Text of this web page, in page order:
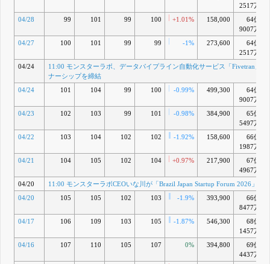
2517万
04/28
99 101 99 100 +1.01% 158,000
64億
9007万
04/27
100 101 99 99 -1% 273,600
64億
2517万
04/24
11:00 モンスターラボ、データパイプライン自動化サービス「Fivetran」と
ナーシップを締結
04/24
101 104 99 100 -0.99% 499,300
64億
9007万
04/23
102 103 99 101 -0.98% 384,900
65億
5497万
04/22
103 104 102 102 -1.92% 158,600
66億
1987万
04/21
104 105 102 104 +0.97% 217,900
67億
4967万
04/20
11:00 モンスターラボCEOいな川が「Brazil Japan Startup Forum 2026」に
04/20
105 105 102 103 -1.9% 393,900
66億
8477万
04/17
106 109 103 105 -1.87% 546,300
68億
1457万
04/16
107 110 105 107 0% 394,800
69億
4437万